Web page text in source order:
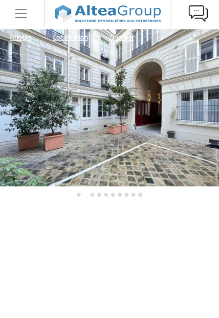
Photos Localisation Quartier